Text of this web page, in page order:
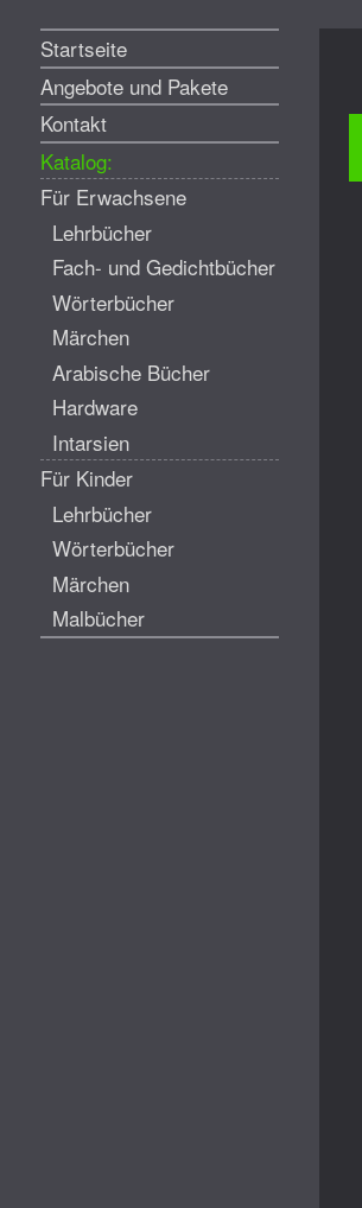
Menü
Startseite
Angebote und Pakete
Kontakt
Katalog:
Für Erwachsene
Lehrbücher
Fach- und Gedichtbücher
Wörterbücher
Märchen
Arabische Bücher
Hardware
Intarsien
Für Kinder
Lehrbücher
Wörterbücher
Märchen
Malbücher